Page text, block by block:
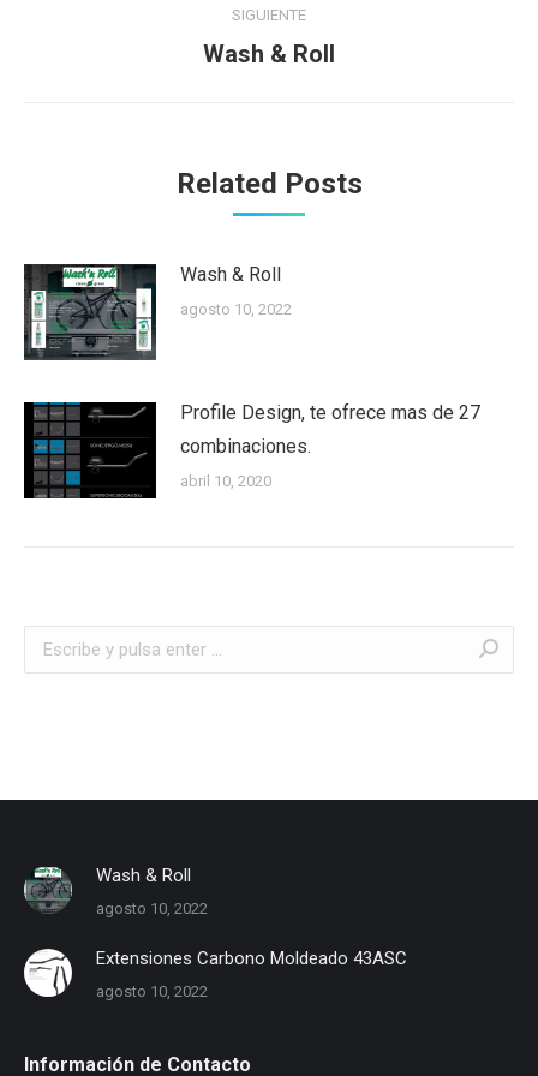
SIGUIENTE
Publicación
Wash & Roll
Related Posts
Wash & Roll
agosto 10, 2022
Profile Design, te ofrece mas de 27
combinaciones.
abril 10, 2020
Buscar:
Wash & Roll
agosto 10, 2022
Extensiones Carbono Moldeado 43ASC
agosto 10, 2022
Información de Contacto